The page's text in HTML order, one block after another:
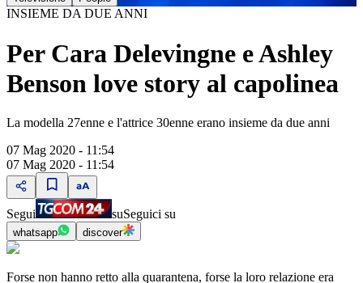
INSIEME DA DUE ANNI
Per Cara Delevingne e Ashley
Benson love story al capolinea
La modella 27enne e l'attrice 30enne erano insieme da due anni
07 Mag 2020 - 11:54
07 Mag 2020 - 11:54
Segui suSeguici su
whatsapp discover
Forse non hanno retto alla quarantena, forse la loro relazione era